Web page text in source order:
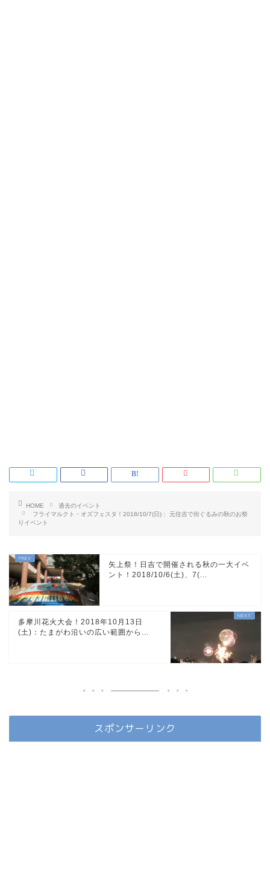
HOME
過去のイベント
フライマルクト・オズフェスタ！2018/10/7(日)： 元住吉で街ぐるみの秋のお祭
りイベント
矢上祭！日吉で開催される秋の一大イベ
ント！2018/10/6(土)、7(...
多摩川花火大会！2018年10月13日
(土)：たまがわ沿いの広い範囲から...
スポンサーリンク